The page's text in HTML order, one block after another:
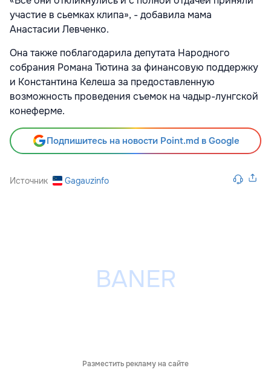
участие в сьемках клипа», - добавила мама
Анастасии Левченко.
Она также поблагодарила депутата Народного
собрания Романа Тютина за финансовую поддержку
и Константина Келеша за предоставленную
возможность проведения съемок на чадыр-лунгской
конеферме.
Подпишитесь на новости Point.md в Google
Источник Gagauzinfo
Разместить рекламу на сайте